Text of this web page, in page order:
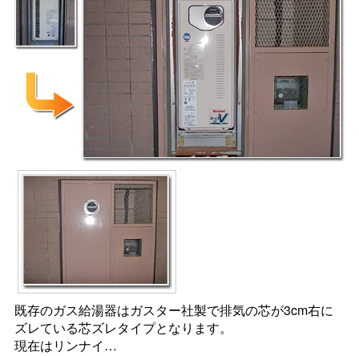
既存のガス給湯器はガスター社製で排気の芯が3cm右に
ズレている芯ズレタイプとなります。
現在はリンナイ…